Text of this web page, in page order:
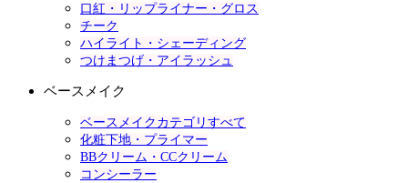
口紅・リップライナー・グロス
チーク
ハイライト・シェーディング
つけまつげ・アイラッシュ
ベースメイク
ベースメイクカテゴリすべて
化粧下地・プライマー
BBクリーム・CCクリーム
コンシーラー